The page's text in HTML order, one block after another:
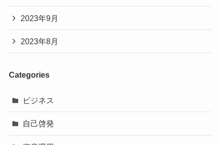
2023年9月
2023年8月
Categories
ビジネス
自己啓発